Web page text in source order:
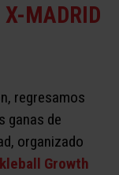
MADRID
regresamos
ganas de
organizado
Growth